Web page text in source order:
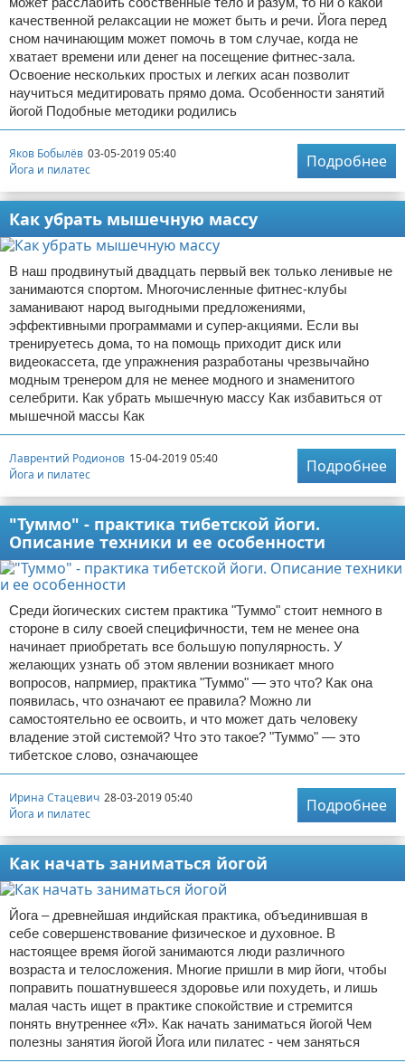
качественной релаксации не может быть и речи. Йога перед
сном начинающим может помочь в том случае, когда не
хватает времени или денег на посещение фитнес-зала.
Освоение нескольких простых и легких асан позволит
научиться медитировать прямо дома. Особенности занятий
йогой Подобные методики родились
Яков Бобылёв 03-05-2019 05:40
Йога и пилатес
Подробнее
Как убрать мышечную массу
В наш продвинутый двадцать первый век только ленивые не
занимаются спортом. Многочисленные фитнес-клубы
заманивают народ выгодными предложениями,
эффективными программами и супер-акциями. Если вы
тренируетесь дома, то на помощь приходит диск или
видеокассета, где упражнения разработаны чрезвычайно
модным тренером для не менее модного и знаменитого
селебрити. Как убрать мышечную массу Как избавиться от
мышечной массы Как
Лаврентий Родионов 15-04-2019 05:40
Йога и пилатес
Подробнее
"Туммо" - практика тибетской йоги.
Описание техники и ее особенности
Среди йогических систем практика "Туммо" стоит немного в
стороне в силу своей специфичности, тем не менее она
начинает приобретать все большую популярность. У
желающих узнать об этом явлении возникает много
вопросов, напрмиер, практика "Туммо" — это что? Как она
появилась, что означают ее правила? Можно ли
самостоятельно ее освоить, и что может дать человеку
владение этой системой? Что это такое? "Туммо" — это
тибетское слово, означающее
Ирина Стацевич 28-03-2019 05:40
Йога и пилатес
Подробнее
Как начать заниматься йогой
Йога – древнейшая индийская практика, объединившая в
себе совершенствование физическое и духовное. В
настоящее время йогой занимаются люди различного
возраста и телосложения. Многие пришли в мир йоги, чтобы
поправить пошатнувшееся здоровье или похудеть, и лишь
малая часть ищет в практике спокойствие и стремится
понять внутреннее «Я». Как начать заниматься йогой Чем
полезны занятия йогой Йога или пилатес - чем заняться